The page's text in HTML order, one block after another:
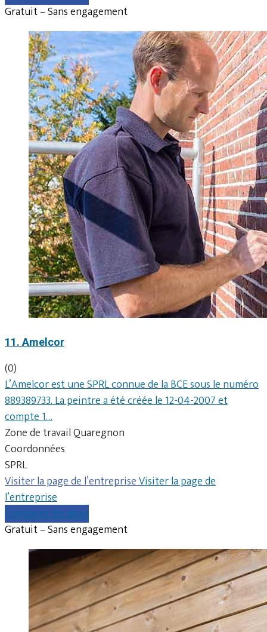
Gratuit – Sans engagement
11. Amelcor
(0)
L’Amelcor est une SPRL connue de la BCE sous le numéro
889389733. La peintre a été créée le 12-04-2007 et
compte 1…
Zone de travail Quaregnon
Coordonnées
SPRL
Visiter la page de l’entrepriseVisiter la page de
l’entreprise
Comparer les devis
Gratuit – Sans engagement